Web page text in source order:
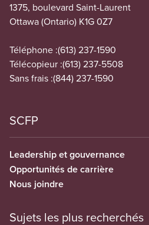
1375, boulevard Saint-Laurent
Ottawa (Ontario) K1G 0Z7
Téléphone :(613) 237-1590
Télécopieur :(613) 237-5508
Sans frais :(844) 237-1590
SCFP
Leadership et gouvernance
Opportunités de carrière
Nous joindre
Sujets les plus recherchés